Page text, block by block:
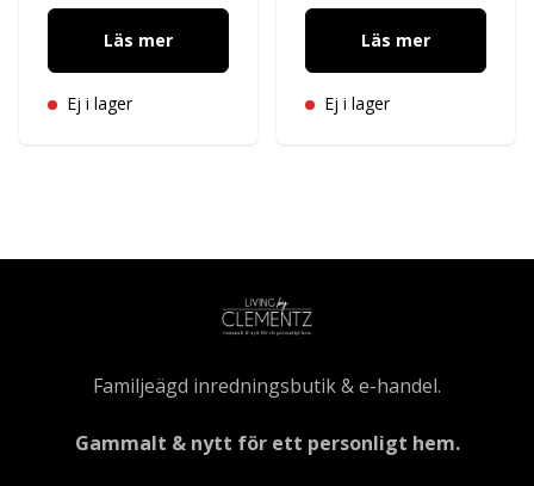
Läs mer
Ej i lager
Läs mer
Ej i lager
Familjeägd inredningsbutik & e-handel.
Gammalt & nytt för ett personligt hem.